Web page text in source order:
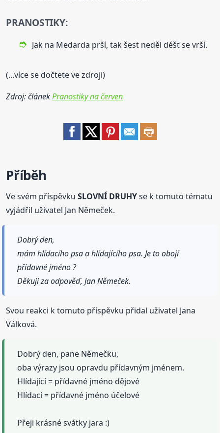
PRANOSTIKY:
Jak na Medarda prší, tak šest neděl déšť se vrší.
(...více se dočtete ve zdroji)
Zdroj: článekPranostiky na červen
Příběh
Ve svém příspěvkuSLOVNÍ DRUHYse k tomuto tématu
vyjádřil uživatel Jan Němeček.
Dobrý den,
mám hlídacího psa a hlídajícího psa. Je to obojí
přídavné jméno ?
Děkuji za odpověď, Jan Němeček.
Svou reakci k tomuto příspěvku přidal uživatel Jana
Válková.
Dobrý den, pane Němečku,
oba výrazy jsou opravdu přídavným jménem.
Hlídající = přídavné jméno dějové
Hlídací = přídavné jméno účelové
Přeji krásné svátky jara :)